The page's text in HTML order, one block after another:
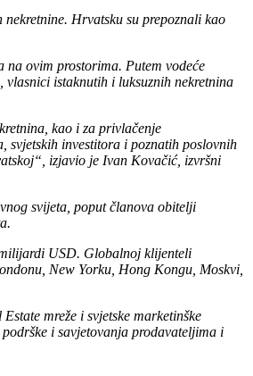
Hrvatsku su prepoznali kao
na ovim prostorima. Putem vodeće
vlasnici istaknutih i luksuznih nekretnina
kao i za privlačenje
svjetskih investitora i poznatih poslovnih
izjavio je Ivan Kovačić, izvršni
svijeta, poput članova obitelji
USD. Globalnoj klijenteli
New Yorku, Hong Kongu, Moskvi,
mreže i svjetske marketinške
i savjetovanja prodavateljima i